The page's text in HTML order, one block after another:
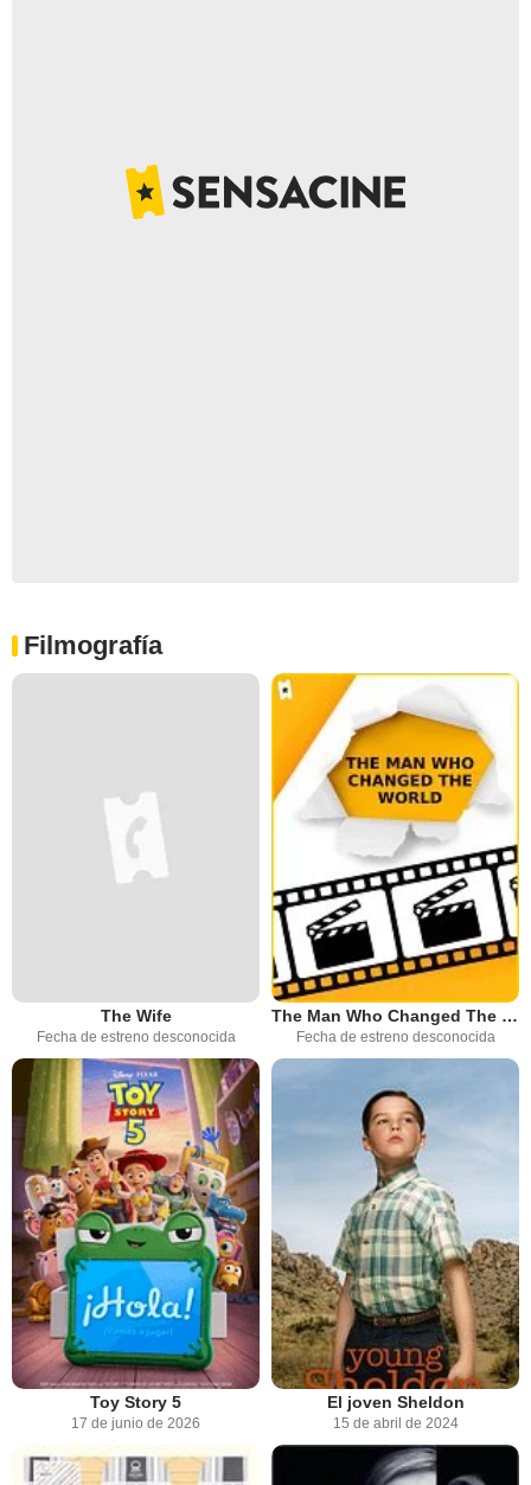
Filmografía
The Wife
Fecha de estreno desconocida
The Man Who Changed The World
Fecha de estreno desconocida
Toy Story 5
17 de junio de 2026
El joven Sheldon
15 de abril de 2024